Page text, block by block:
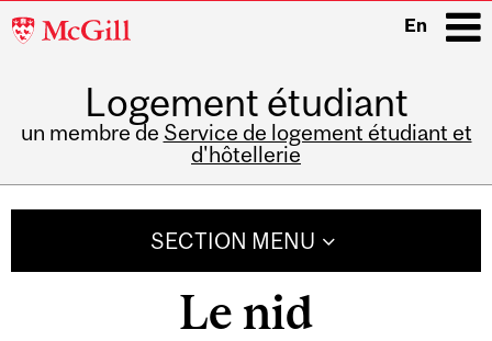
McGill
En
Logement étudiant
un membre de Service de logement étudiant et
d'hôtellerie
SECTION MENU
Le nid